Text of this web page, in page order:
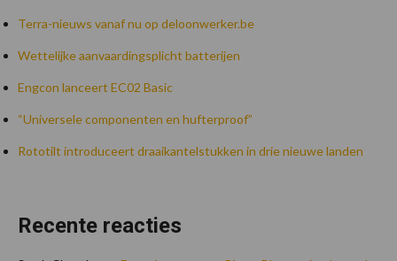
Terra-nieuws vanaf nu op deloonwerker.be
Wettelijke aanvaardingsplicht batterijen
Engcon lanceert EC02 Basic
“Universele componenten en hufterproof”
Rototilt introduceert draaikantelstukken in drie nieuwe landen
Recente reacties